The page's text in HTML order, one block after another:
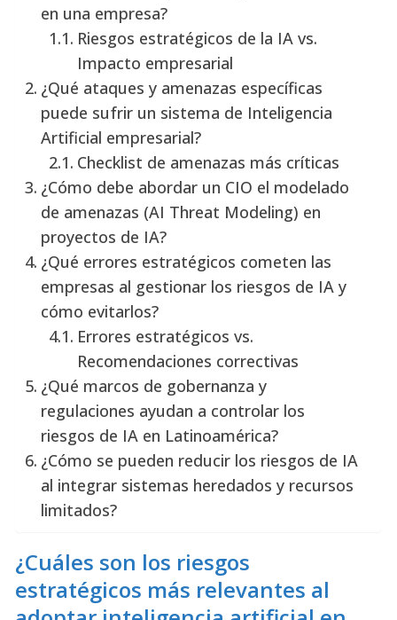
en una empresa?
Riesgos estratégicos de la IA vs.
Impacto empresarial
¿Qué ataques y amenazas específicas
puede sufrir un sistema de Inteligencia
Artificial empresarial?
Checklist de amenazas más críticas
¿Cómo debe abordar un CIO el modelado
de amenazas (AI Threat Modeling) en
proyectos de IA?
¿Qué errores estratégicos cometen las
empresas al gestionar los riesgos de IA y
cómo evitarlos?
Errores estratégicos vs.
Recomendaciones correctivas
¿Qué marcos de gobernanza y
regulaciones ayudan a controlar los
riesgos de IA en Latinoamérica?
¿Cómo se pueden reducir los riesgos de IA
al integrar sistemas heredados y recursos
limitados?
¿Cuáles son los riesgos
estratégicos más relevantes al